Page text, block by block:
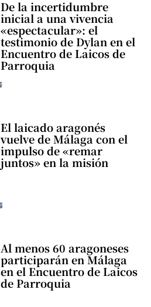
De la incertidumbre
inicial a una vivencia
«espectacular»: el
testimonio de Dylan en el
Encuentro de Laicos de
Parroquia
El laicado aragonés
vuelve de Málaga con el
impulso de «remar
juntos» en la misión
Al menos 60 aragoneses
participarán en Málaga
en el Encuentro de Laicos
de Parroquia